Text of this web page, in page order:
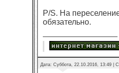
P/S. На
обязательно.
Дата: Суббота, 22.10.2016, 13:49 |